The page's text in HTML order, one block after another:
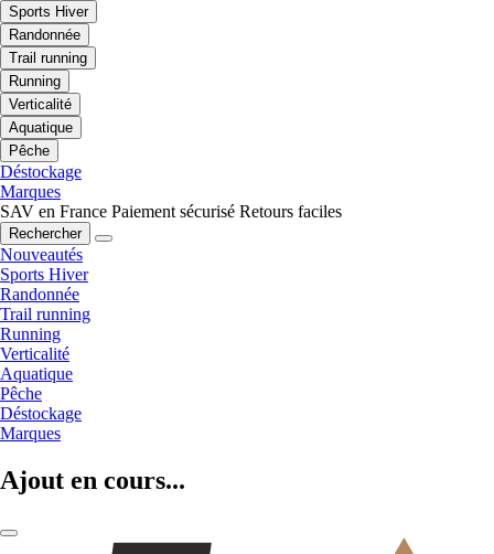
Sports Hiver
Randonnée
Trail running
Running
Verticalité
Aquatique
Pêche
Déstockage
Marques
SAV en France Paiement sécurisé Retours faciles
Rechercher
Nouveautés
Sports Hiver
Randonnée
Trail running
Running
Verticalité
Aquatique
Pêche
Déstockage
Marques
Ajout en cours...